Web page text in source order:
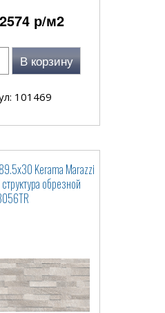
2574 р/м2
В корзину
101469
Kerama Marazzi
обрезной